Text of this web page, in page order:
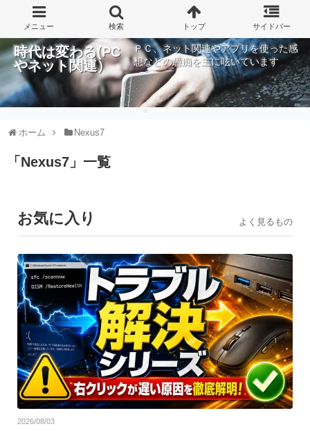
時代は変わる(PC
やネット関連）
ＰＣ、ネット関連やアプリを使った感
想などの愚痴を主に呟いています
ホーム Nexus7
「 Nexus7 」 一覧
お気に入り よく見るもの
2026/08/03